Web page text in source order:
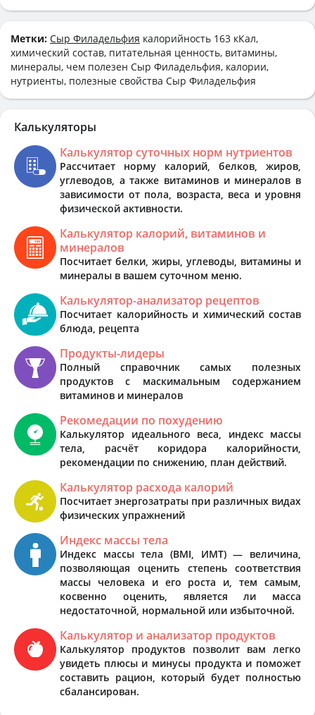
Метки: Сыр Филадельфия калорийность 163 кКал,
химический состав, питательная ценность, витамины,
минералы, чем полезен Сыр Филадельфия, калории,
нутриенты, полезные свойства Сыр Филадельфия
Калькуляторы
Калькулятор суточных норм нутриентов
Рассчитает норму калорий, белков, жиров,
углеводов, а также витаминов и минералов в
зависимости от пола, возраста, веса и уровня
физической активности.
Калькулятор калорий, витаминов и
минералов
Посчитает белки, жиры, углеводы, витамины и
минералы в вашем суточном меню.
Калькулятор-анализатор рецептов
Посчитает калорийность и химический состав
блюда, рецепта
Продукты-лидеры
Полный справочник самых полезных
продуктов с маскимальным содержанием
витаминов и минералов
Рекомедации по похудению
Калькулятор идеального веса, индекс массы
тела, расчёт коридора калорийности,
рекомендации по снижению, план действий.
Калькулятор расхода калорий
Посчитает энергозатраты при различных видах
физических упражнений
Индекс массы тела
Индекс массы тела (BMI, ИМТ) — величина,
позволяющая оценить степень соответствия
массы человека и его роста и, тем самым,
косвенно оценить, является ли масса
недостаточной, нормальной или избыточной.
Калькулятор и анализатор продуктов
Калькулятор продуктов позволит вам легко
увидеть плюсы и минусы продукта и поможет
составить рацион, который будет полностью
сбалансирован.